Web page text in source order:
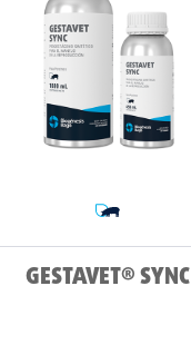
GESTAVET® SYNC